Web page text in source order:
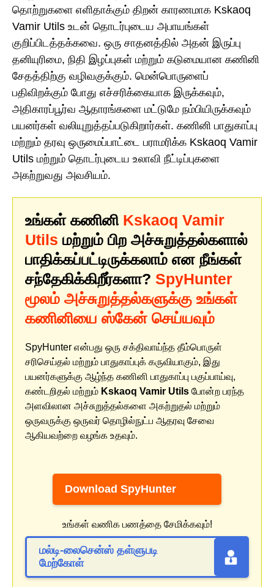
தொற்றுகளை எளிதாக்கும் திறன் காரணமாக Kskaoq
Vamir Utils உடன் தொடர்புடைய அபாயங்கள்
குறிப்பிடத்தக்கவை. ஒரு சாதனத்தில் அதன் இருப்பு
தனியுரிமை, நிதி இழப்புகள் மற்றும் கடுமையான கணினி
சேதத்திற்கு வழிவகுக்கும். மென்பொருளைப்
பதிவிறக்கும் போது எச்சரிக்கையாக இருக்கவும்,
அதிகாரப்பூர்வ ஆதாரங்களை மட்டுமே நம்பியிருக்கவும்
பயனர்கள் வலியுறுத்தப்படுகிறார்கள். கணினி பாதுகாப்பு
மற்றும் தரவு ஒருமைப்பாட்டை பராமரிக்க Kskaoq Vamir
Utils மற்றும் தொடர்புடைய உலாவி நீட்டிப்புகளை
அகற்றுவது அவசியம்.
உங்கள் கணினி Kskaoq Vamir
Utils மற்றும் பிற அச்சுறுத்தல்களால்
பாதிக்கப்பட்டிருக்கலாம் என நீங்கள்
சந்தேகிக்கிறீர்களா? SpyHunter
மூலம் அச்சுறுத்தல்களுக்கு உங்கள்
கணினியை ஸ்கேன் செய்யவும்
SpyHunter என்பது ஒரு சக்திவாய்ந்த தீம்பொருள்
சரிசெய்தல் மற்றும் பாதுகாப்புக் கருவியாகும், இது
பயனர்களுக்கு ஆழ்ந்த கணினி பாதுகாப்பு பகுப்பாய்வு,
கண்டறிதல் மற்றும் Kskaoq Vamir Utils போன்ற பரந்த
அளவிலான அச்சுறுத்தல்களை அகற்றுதல் மற்றும்
ஒருவருக்கு ஒருவர் தொழில்நுட்ப ஆதரவு சேவை
ஆகியவற்றை வழங்க உதவும்.
Download SpyHunter
உங்கள் வணிக பணத்தை சேமிக்கவும்!
மல்டி-லைசென்ஸ் தள்ளுபடி
மேற்கோள்